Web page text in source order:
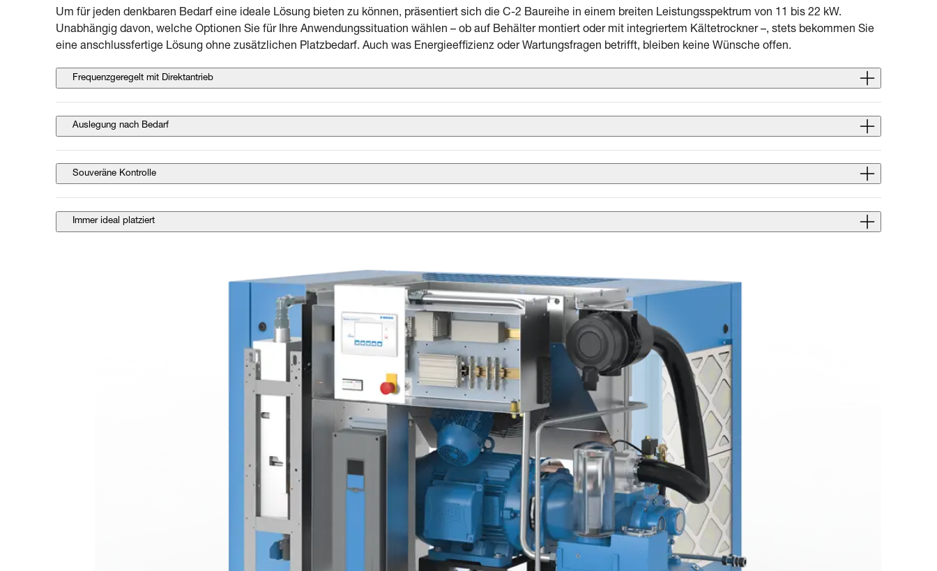
Um für jeden denkbaren Bedarf eine ideale Lösung bieten zu können, präsentiert sich die C-2 Baureihe in einem breiten Leistungsspektrum von 11 bis 22 kW.
Unabhängig davon, welche Optionen Sie für Ihre Anwendungssituation wählen – ob auf Behälter montiert oder mit integriertem Kältetrockner –, stets bekommen Sie
eine anschlussfertige Lösung ohne zusätzlichen Platzbedarf. Auch was Energieeffizienz oder Wartungsfragen betrifft, bleiben keine Wünsche offen.
Frequenzgeregelt mit Direktantrieb
Auslegung nach Bedarf
Souveräne Kontrolle
Immer ideal platziert